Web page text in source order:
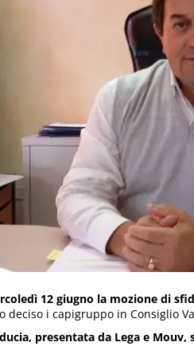
12 giugno la mozione di
deciso i capigruppo in Consiglio
presentata da Lega e